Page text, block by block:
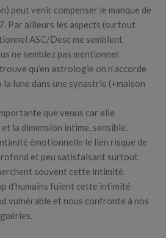
peut venir compenser le manque de
Par ailleurs les aspects (surtout
ASC/Desc me semblent
ne semblez pas mentionner.
qu’en astrologie on n’accorde
la lune dans une synastrie (+maison
que venus car elle
la dimension intime, sensible.
émotionnelle le lien risque de
et peu satisfaisant surtout
souvent cette intimité.
d’humains fuient cette intimité
vulnérable et nous confronte à nos